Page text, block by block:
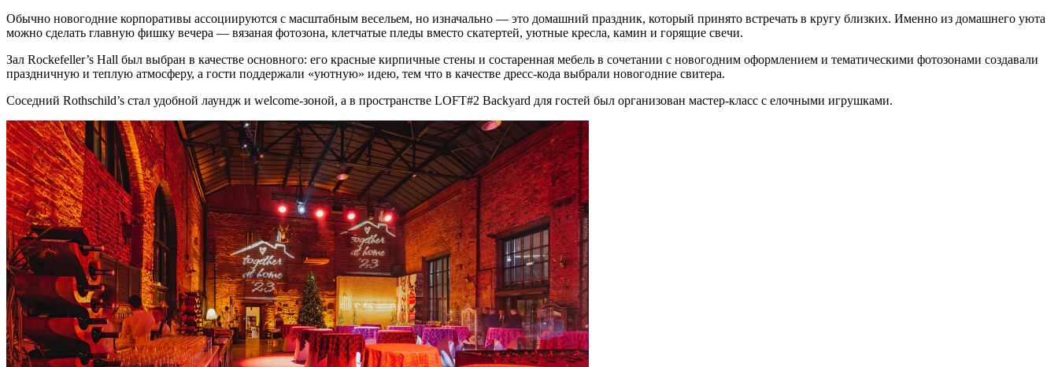
Обычно новогодние корпоративы ассоциируются с масштабным весельем, но изначально — это домашний праздник, который принято встречать в кругу близких. Именно из домашнего уюта
можно сделать главную фишку вечера — вязаная фотозона, клетчатые пледы вместо скатертей, уютные кресла, камин и горящие свечи.
Зал Rockefeller’s Hall был выбран в качестве основного: его красные кирпичные стены и состаренная мебель в сочетании с новогодним оформлением и тематическими фотозонами создавали
праздничную и теплую атмосферу, а гости поддержали «уютную» идею, тем что в качестве дресс-кода выбрали новогодние свитера.
Соседний Rothschild’s стал удобной лаундж и welcome-зоной, а в пространстве LOFT#2 Backyard для гостей был организован мастер-класс с елочными игрушками.